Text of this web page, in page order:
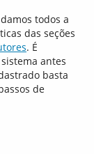
todos a
das seções
. É
antes
basta
de